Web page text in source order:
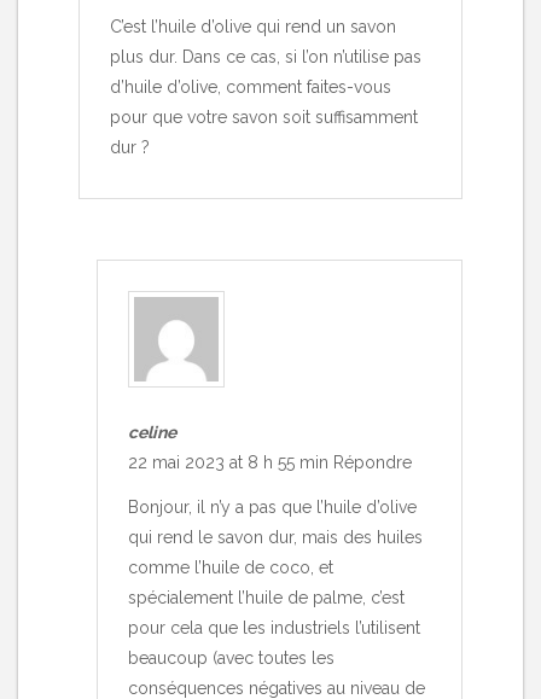
C’est l’huile d’olive qui rend un savon
plus dur. Dans ce cas, si l’on n’utilise pas
d’huile d’olive, comment faites-vous
pour que votre savon soit suffisamment
dur ?
celine
22 mai 2023 at 8 h 55 min Répondre
Bonjour, il n’y a pas que l’huile d’olive
qui rend le savon dur, mais des huiles
comme l’huile de coco, et
spécialement l’huile de palme, c’est
pour cela que les industriels l’utilisent
beaucoup (avec toutes les
conséquences négatives au niveau de